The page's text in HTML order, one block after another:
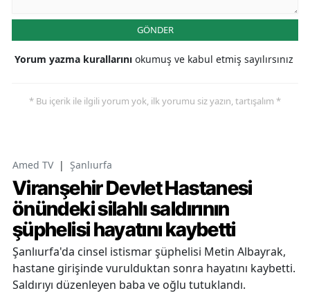
GÖNDER
Yorum yazma kurallarını okumuş ve kabul etmiş sayılırsınız
* Bu içerik ile ilgili yorum yok, ilk yorumu siz yazın, tartışalım *
Amed TV | Şanlıurfa
Viranşehir Devlet Hastanesi
önündeki silahlı saldırının
şüphelisi hayatını kaybetti
Şanlıurfa'da cinsel istismar şüphelisi Metin Albayrak,
hastane girişinde vurulduktan sonra hayatını kaybetti.
Saldırıyı düzenleyen baba ve oğlu tutuklandı.